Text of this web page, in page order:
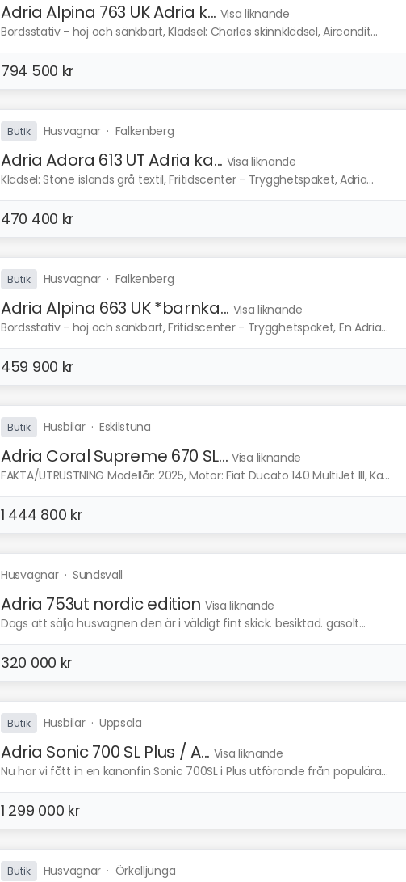
Adria Alpina 763 UK Adria k... Visa liknande
Bordsstativ - höj och sänkbart, Klädsel: Charles skinnklädsel, Aircondit...
794 500 kr
Butik Husvagnar · Falkenberg
Adria Adora 613 UT Adria ka... Visa liknande
Klädsel: Stone islands grå textil, Fritidscenter - Trygghetspaket, Adria...
470 400 kr
Butik Husvagnar · Falkenberg
Adria Alpina 663 UK *barnka... Visa liknande
Bordsstativ - höj och sänkbart, Fritidscenter - Trygghetspaket, En Adria...
459 900 kr
Butik Husbilar· Eskilstuna
Adria Coral Supreme 670 SL... Visa liknande
FAKTA/UTRUSTNING Modellår: 2025, Motor: Fiat Ducato 140 MultiJet III, Ka...
1 444 800 kr
Husvagnar· Sundsvall
Adria 753ut nordic edition Visa liknande
Dags att sälja husvagnen den är i väldigt fint skick. besiktad. gasolt...
320 000 kr
Butik Husbilar· Uppsala
Adria Sonic 700 SL Plus / A... Visa liknande
Nu har vi fått in en kanonfin Sonic 700SL i Plus utförande från populära...
1 299 000 kr
Butik Husvagnar · Örkelljunga